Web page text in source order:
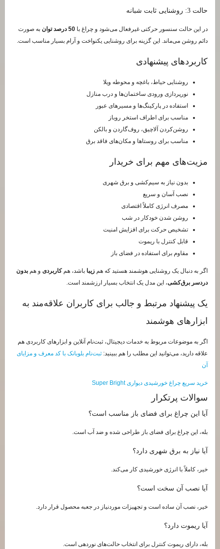
حالت 3: روشنایی ثابت شبانه
در این حالت سنسور حرکتی غیرفعال می‌شود و چراغ با 50 درصد توان
به صورت
دائم روشن می‌ماند. این گزینه برای روشنایی یکنواخت و آرام بسیار مناسب است.
کاربردهای پیشنهادی
روشنایی حیاط، باغچه و محوطه ویلا
نورپردازی ورودی ساختمان‌ها و درب منازل
استفاده در پارکینگ‌ها و مسیرهای عبور
مناسب برای اطراف استخر روباز
روشن‌کردن آلاچیق، روف‌گاردن و بالکن
مناسب برای روستاها و مکان‌های فاقد برق
مزیت‌های مهم برای خریدار
بدون نیاز به سیم‌کشی و برق شهری
نصب آسان و سریع
مصرف انرژی کاملاً اقتصادی
روشن شدن خودکار در شب
تشخیص حرکت برای افزایش امنیت
قابل کنترل با ریموت
مقاوم برای استفاده در فضای باز
اگر به دنبال یک روشنایی هوشمند هستید که هم زیبا باشد، همکاربردی و هم بدون
دردسر برق‌کشی، این مدل یک انتخاب بسیار ارزشمند است.
یک پیشنهاد مرتبط و جالب برای کاربران علاقه‌مند به
ابزارهای هوشمند
اگر به موضوعات مربوط به خدمات دیجیتال، ثبت‌نام آنلاین و ابزارهای کاربردی هم
علاقه دارید، می‌توانید این مطلب را هم ببینید: ثبت‌نام بلوبانک با کد معرف و مزایای
آن
خرید سریع چراغ خورشیدی دیواری Super Bright
سوالات پرتکرار
آیا این چراغ برای فضای باز مناسب است؟
بله، این چراغ برای فضای باز طراحی شده و ضد آب است.
آیا نیاز به برق شهری دارد؟
خیر، کاملاً با انرژی خورشیدی کار می‌کند.
آیا نصب آن سخت است؟
خیر، نصب آن ساده است و تجهیزات موردنیاز در جعبه محصول قرار دارد.
آیا ریموت دارد؟
بله، دارای ریموت کنترل برای انتخاب حالت‌های نوردهی است.